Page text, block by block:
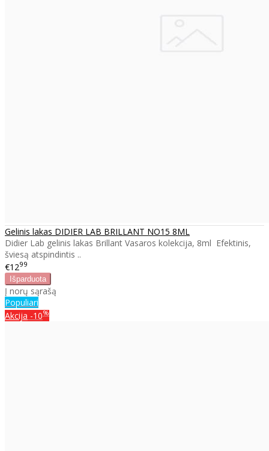
Gelinis lakas DIDIER LAB BRILLANT NO15 8ML
Didier Lab gelinis lakas Brillant Vasaros kolekcija, 8ml Efektinis,
šviesą atspindintis ..
€1299
Į norų sąrašą
Populiari
Akcija -10%